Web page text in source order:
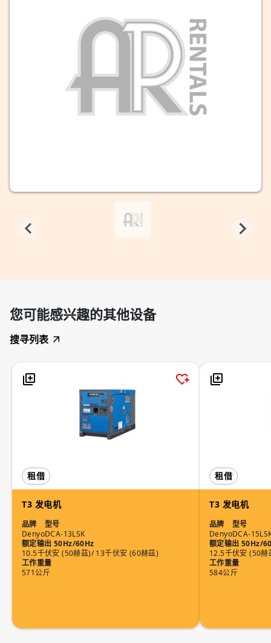
您可能感兴趣的其他设备
搜寻列表
租借
T3 发电机
品牌
Denyo
型号
DCA-13LSK
额定输出 50Hz/60Hz
10.5千伏安 (50赫茲)/ 13千伏安 (60赫茲)
工作重量
571公斤
租借
T3 发电机
品牌
Denyo
型号
DCA-
额定输出 50Hz/
12.5千伏安 (50
工作重量
584公斤